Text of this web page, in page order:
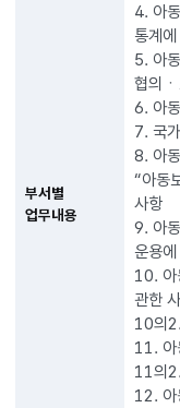
부서별
업무내용
4. 아
통계
5. 아
협의
6. 아
7. 국
8. 아
“아동
사항
9. 아
운용
10. 아
관한
10의
11. 아
11의
12. 아